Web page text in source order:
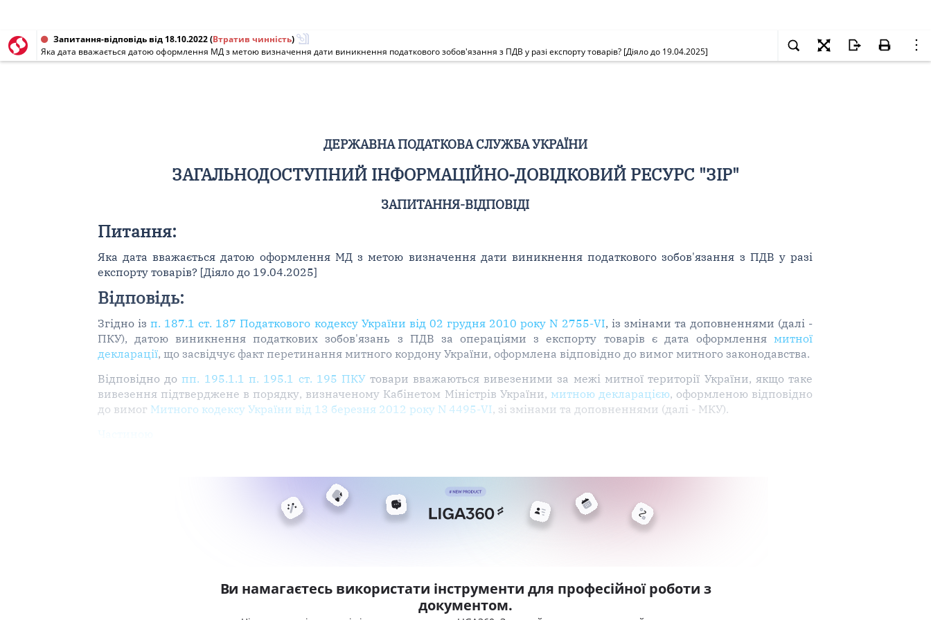
Запитання-відповідь від 18.10.2022(Втратив чинність)
Яка дата вважається датою оформлення МД з метою визначення дати виникнення податкового зобов'язання з ПДВ у разі експорту товарів? [Діяло до 19.04.2025]
ДЕРЖАВНА ПОДАТКОВА СЛУЖБА УКРАЇНИ
ЗАГАЛЬНОДОСТУПНИЙ ІНФОРМАЦІЙНО-ДОВІДКОВИЙ РЕСУРС "ЗІР"
ЗАПИТАННЯ-ВІДПОВІДІ
Питання:
Яка дата вважається датою оформлення МД з метою визначення дати виникнення податкового зобов'язання з ПДВ у разі
експорту товарів? [Діяло до 19.04.2025]
Відповідь:
Згідно ізп. 187.1 ст. 187 Податкового кодексу України від 02 грудня 2010 року N 2755-VI, із змінами та доповненнями (далі -
ПКУ), датою виникнення податкових зобов'язань з ПДВ за операціями з експорту товарів є дата оформленнямитної
декларації, що засвідчує факт перетинання митного кордону України, оформлена відповідно до вимог митного законодавства.
Відповідно до пп. 195.1.1 п. 195.1 ст. 195 ПКУтовари вважаються вивезеними за межі митної території України, якщо таке
вивезення підтверджене в порядку, визначеному Кабінетом Міністрів України, митною декларацією, оформленою відповідно
до вимог Митного кодексу України від 13 березня 2012 року N 4495-VI, зі змінами та доповненнями (далі - МКУ).
Ви намагаєтесь використати інструменти для професійної роботи з
документом.